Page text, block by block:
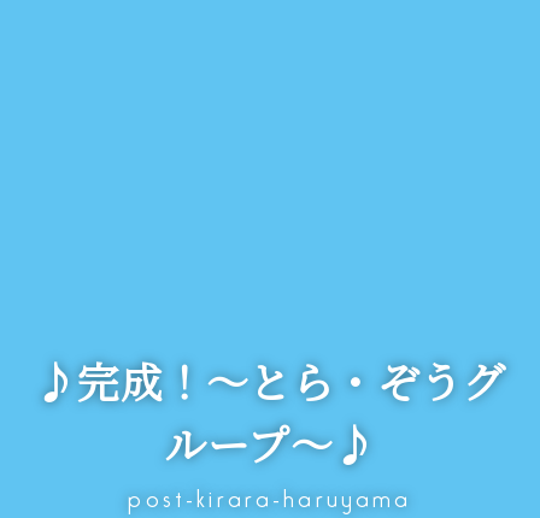
♪完成！～とら・ぞうグ
ループ～♪
post-kirara-haruyama